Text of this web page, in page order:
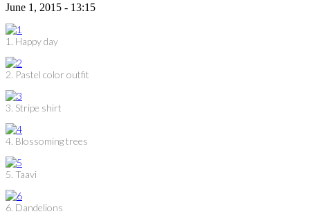
June 1, 2015 - 13:15
1. Happy day
2. Pastel color outfit
3. Stripe shirt
4. Blossoming trees
5. Taavi
6. Dandelions